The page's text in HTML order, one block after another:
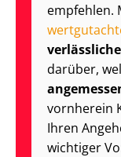
empfehlen.
darüber,
vornherein
Ihren
wichtiger